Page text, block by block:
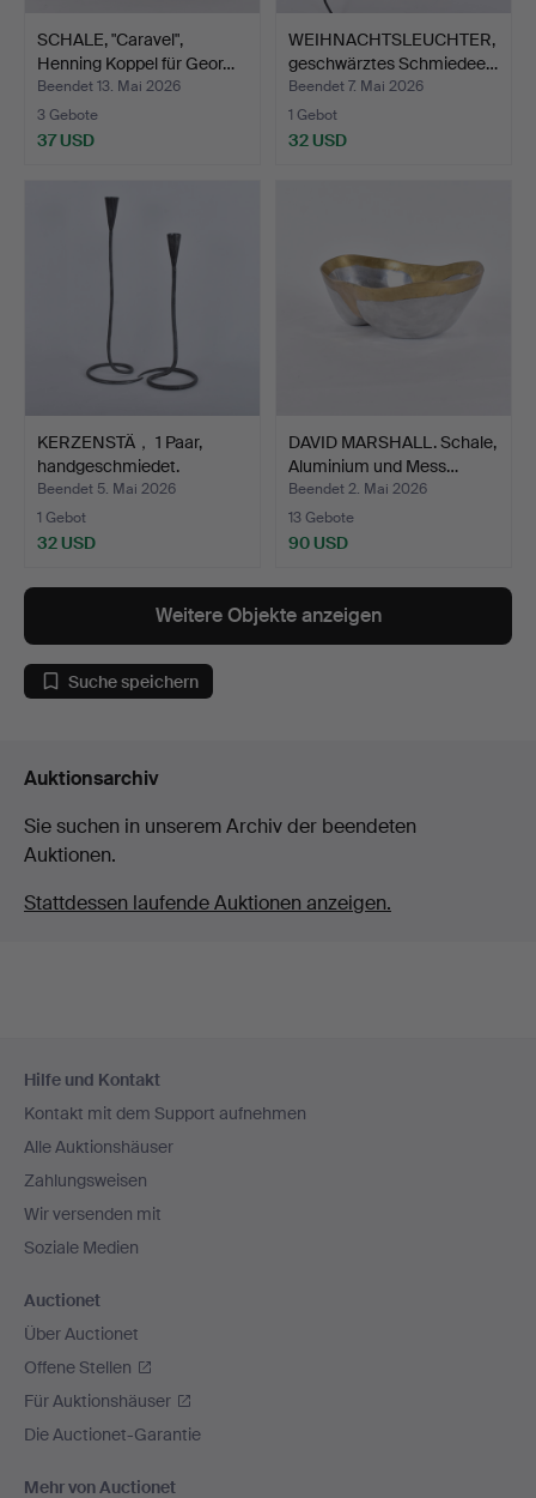
SCHALE, "Caravel",
Henning Koppel für Geor…
Beendet 13. Mai 2026
3 Gebote
37 USD
WEIHNACHTSLEUCHTER,
geschwärztes Schmiedee…
Beendet 7. Mai 2026
1 Gebot
32 USD
KERZENSTÄ， 1 Paar,
handgeschmiedet.
Beendet 5. Mai 2026
1 Gebot
32 USD
DAVID MARSHALL. Schale,
Aluminium und Mess…
Beendet 2. Mai 2026
13 Gebote
90 USD
Weitere Objekte anzeigen
Suche speichern
Auktionsarchiv
Sie suchen in unserem Archiv der beendeten
Auktionen.
Stattdessen laufende Auktionen anzeigen.
Navigation
Hilfe und Kontakt
Kontakt mit dem Support aufnehmen
Alle Auktionshäuser
Zahlungsweisen
Wir versenden mit
Soziale Medien
Auctionet
Über Auctionet
Offene Stellen
Für Auktionshäuser
Die Auctionet-Garantie
Mehr von Auctionet